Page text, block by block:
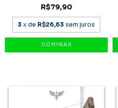
R$79,90
3 x de R$26,63 sem juros